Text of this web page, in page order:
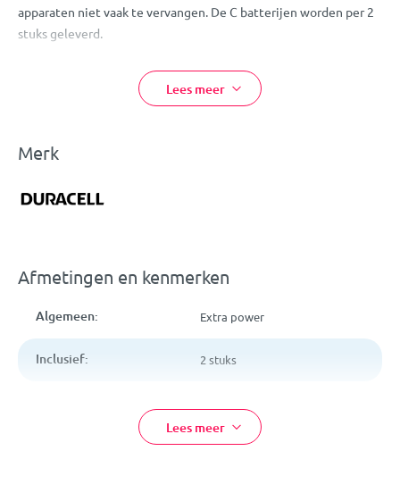
apparaten niet vaak te vervangen. De C batterijen worden per 2
stuks geleverd.
2 stuks C batterijen
LR14 / 1,5 V
Lees meer
Merk
Afmetingen en kenmerken
Algemeen: Extra power
Inclusief: 2 stuks
5000394019089
Lees meer